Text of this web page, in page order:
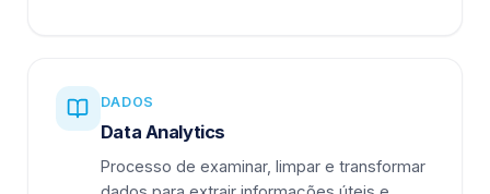
DADOS
Data Analytics
Processo de examinar, limpar e transformar